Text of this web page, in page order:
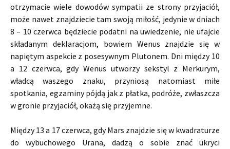
otrzymacie wiele dowodów sympatii ze strony przyjaciół,
może nawet znajdziecie tam swoją miłość, jedynie w dniach
8 – 10 czerwca będziecie podatni na uwiedzenie, nie ufajcie
składanym deklaracjom, bowiem Wenus znajdzie się w
napiętym aspekcie z posesywnym Plutonem. Dni między 10
a 12 czerwca, gdy Wenus utworzy sekstyl z Merkurym,
władcą waszego znaku, przyniosą natomiast miłe
spotkania, egzaminy pójdą jak z płatka, podróże, zwłaszcza
w gronie przyjaciół, okażą się przyjemne.
Między 13 a 17 czerwca, gdy Mars znajdzie się w kwadraturze
do wybuchowego Urana, dadzą o sobie znać ukryci